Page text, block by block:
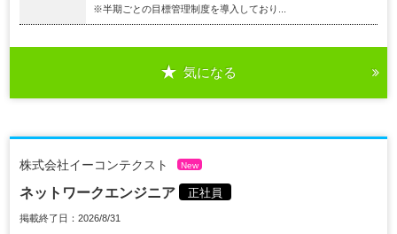
※半期ごとの目標管理制度を導入しており...
気になる
株式会社イーコンテクスト New
ネットワークエンジニア 正社員
掲載終了日：2026/8/31